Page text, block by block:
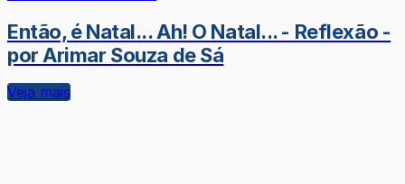
Então, é Natal... Ah! O Natal... - Reflexão -
por Arimar Souza de Sá
Veja mais